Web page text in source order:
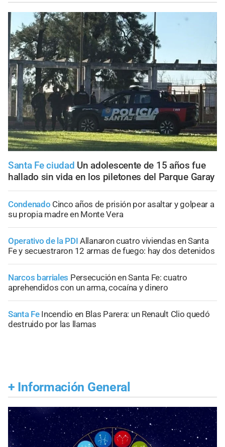
Santa Fe ciudad Un adolescente de 15 años fue
hallado sin vida en los piletones del Parque Garay
Condenado Cinco años de prisión por asaltar y golpear a
su propia madre en Monte Vera
Operativo de la PDI Allanaron cuatro viviendas en Santa
Fe y secuestraron 12 armas de fuego: hay dos detenidos
Narcos barriales Persecución en Santa Fe: cuatro
aprehendidos con un arma, cocaína y dinero
Santa Fe Incendio en Blas Parera: un Renault Clio quedó
destruido por las llamas
+ Información General